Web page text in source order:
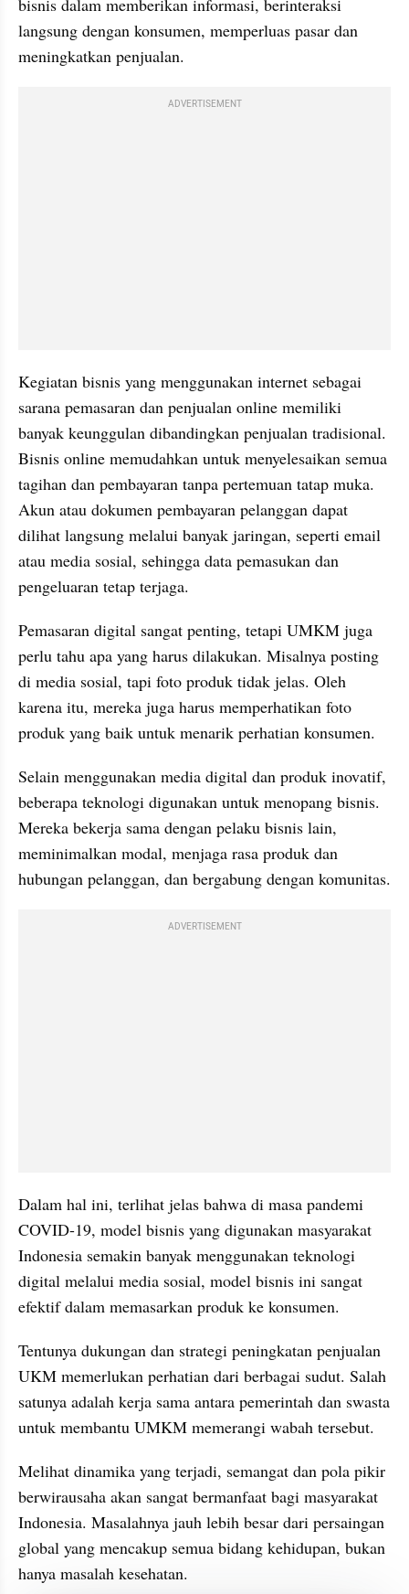
bisnis dalam memberikan informasi, berinteraksi
langsung dengan konsumen, memperluas pasar dan
meningkatkan penjualan.
ADVERTISEMENT
Kegiatan bisnis yang menggunakan internet sebagai
sarana pemasaran dan penjualan online memiliki
banyak keunggulan dibandingkan penjualan tradisional.
Bisnis online memudahkan untuk menyelesaikan semua
tagihan dan pembayaran tanpa pertemuan tatap muka.
Akun atau dokumen pembayaran pelanggan dapat
dilihat langsung melalui banyak jaringan, seperti email
atau media sosial, sehingga data pemasukan dan
pengeluaran tetap terjaga.
Pemasaran digital sangat penting, tetapi UMKM juga
perlu tahu apa yang harus dilakukan. Misalnya posting
di media sosial, tapi foto produk tidak jelas. Oleh
karena itu, mereka juga harus memperhatikan foto
produk yang baik untuk menarik perhatian konsumen.
Selain menggunakan media digital dan produk inovatif,
beberapa teknologi digunakan untuk menopang bisnis.
Mereka bekerja sama dengan pelaku bisnis lain,
meminimalkan modal, menjaga rasa produk dan
hubungan pelanggan, dan bergabung dengan komunitas.
ADVERTISEMENT
Dalam hal ini, terlihat jelas bahwa di masa pandemi
COVID-19, model bisnis yang digunakan masyarakat
Indonesia semakin banyak menggunakan teknologi
digital melalui media sosial, model bisnis ini sangat
efektif dalam memasarkan produk ke konsumen.
Tentunya dukungan dan strategi peningkatan penjualan
UKM memerlukan perhatian dari berbagai sudut. Salah
satunya adalah kerja sama antara pemerintah dan swasta
untuk membantu UMKM memerangi wabah tersebut.
Melihat dinamika yang terjadi, semangat dan pola pikir
berwirausaha akan sangat bermanfaat bagi masyarakat
Indonesia. Masalahnya jauh lebih besar dari persaingan
global yang mencakup semua bidang kehidupan, bukan
hanya masalah kesehatan.